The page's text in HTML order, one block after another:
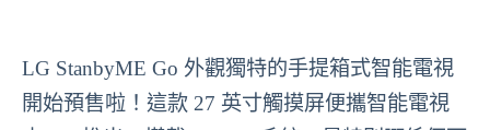
LG StanbyME Go 外觀獨特的手提箱式智能電視
開始預售啦！這款 27 英寸觸摸屏便攜智能電視